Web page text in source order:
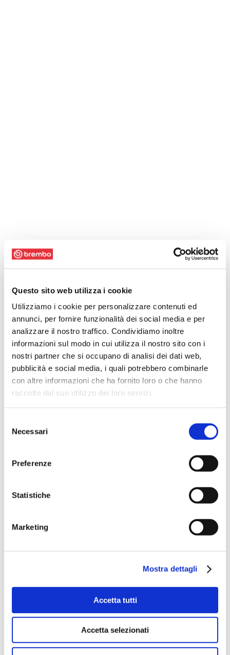
Questo sito web utilizza i cookie
Utilizziamo i cookie per personalizzare contenuti ed
annunci, per fornire funzionalità dei social media e per
analizzare il nostro traffico. Condividiamo inoltre
informazioni sul modo in cui utilizza il nostro sito con i
nostri partner che si occupano di analisi dei dati web,
pubblicità e social media, i quali potrebbero combinarle
con altre informazioni che ha fornito loro o che hanno
raccolto dal suo utilizzo dei loro servizi.
delNecessari
Preferenze
Statistiche
Marketing
Mostra dettagli
Accetta tutti
Accetta selezionati